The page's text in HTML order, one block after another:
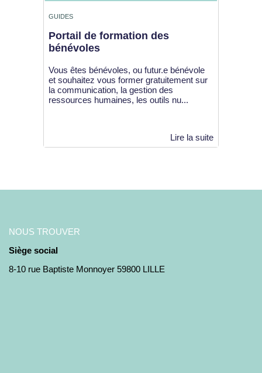
GUIDES
Portail de formation des
bénévoles
Vous êtes bénévoles, ou futur.e bénévole
et souhaitez vous former gratuitement sur
la communication, la gestion des
ressources humaines, les outils nu...
NOUS TROUVER
Siège social
8-10 rue Baptiste Monnoyer 59800 LILLE